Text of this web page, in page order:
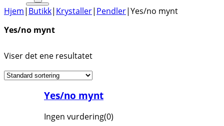
Hjem| Butikk| Krystaller| Pendler|Yes/no mynt
Yes/no mynt
Viser det ene resultatet
Yes/no mynt
Ingen vurdering(0)